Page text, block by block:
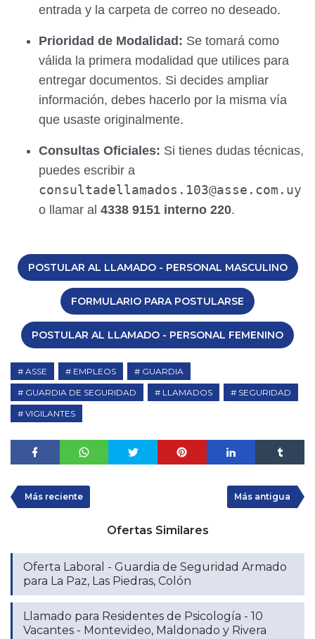
entrada y la carpeta de correo no deseado.
Prioridad de Modalidad: Se tomará como
válida la primera modalidad que utilices para
entregar documentos. Si decides ampliar
información, debes hacerlo por la misma vía
que usaste originalmente.
Consultas Oficiales: Si tienes dudas técnicas,
puedes escribir a
consultadellamados.103@asse.com.uy
o llamar al 4338 9151 interno 220.
POSTULAR AL LLAMADO - PERSONAL MASCULINO
FORMULARIO PARA POSTULARSE
POSTULAR AL LLAMADO - PERSONAL FEMENINO
ASSE EMPLEOS
GUARDIA
GUARDIA DE SEGURIDAD
LLAMADOS
SEGURIDAD
VIGILANTES
Más reciente Más antigua
Ofertas Similares
Oferta Laboral - Guardia de Seguridad Armado
para La Paz, Las Piedras, Colón
Llamado para Residentes de Psicología - 10
Vacantes - Montevideo, Maldonado y Rivera